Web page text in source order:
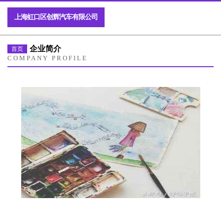
上海虹口区创辉汽车有限公司
首页 企业简介
COMPANY PROFILE